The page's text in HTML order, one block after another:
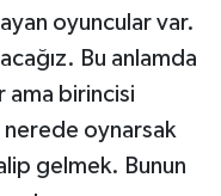
oyuncular var.
Bu anlamda
ama birincisi
nerede oynarsak
gelmek. Bunun